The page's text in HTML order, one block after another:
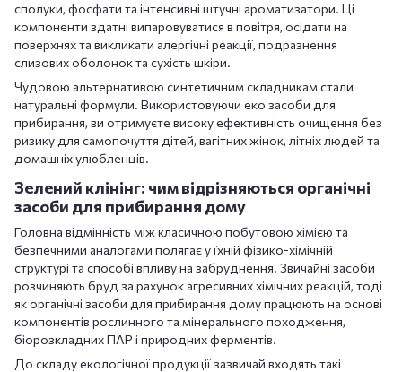
сполуки, фосфати та інтенсивні штучні ароматизатори. Ці
компоненти здатні випаровуватися в повітря, осідати на
поверхнях та викликати алергічні реакції, подразнення
слизових оболонок та сухість шкіри.
Чудовою альтернативою синтетичним складникам стали
натуральні формули. Використовуючи еко засоби для
прибирання, ви отримуєте високу ефективність очищення без
ризику для самопочуття дітей, вагітних жінок, літніх людей та
домашніх улюбленців.
Зелений клінінг: чим відрізняються органічні
засоби для прибирання дому
Головна відмінність між класичною побутовою хімією та
безпечними аналогами полягає у їхній фізико-хімічній
структурі та способі впливу на забруднення. Звичайні засоби
розчиняють бруд за рахунок агресивних хімічних реакцій, тоді
як органічні засоби для прибирання дому працюють на основі
компонентів рослинного та мінерального походження,
біорозкладних ПАР і природних ферментів.
До складу екологічної продукції зазвичай входять такі